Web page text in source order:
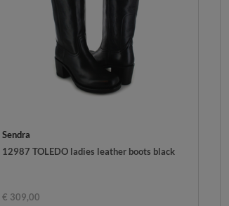
Sendra
12987 TOLEDO ladies leather boots black
€ 309,00